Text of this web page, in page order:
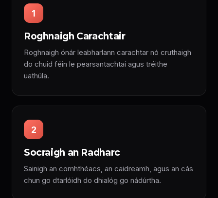
1
Roghnaigh Carachtair
Roghnaigh ónár leabharlann carachtar nó cruthaigh
do chuid féin le pearsantachtaí agus tréithe
uathúla.
2
Socraigh an Radharc
Sainigh an comhthéacs, an caidreamh, agus an cás
chun go dtarlóidh do dhialóg go nádúrtha.